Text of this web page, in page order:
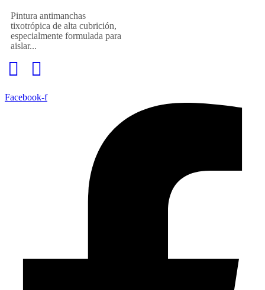
Pintura antimanchas
tixotrópica de alta cubrición,
especialmente formulada para
aislar...
Facebook-f